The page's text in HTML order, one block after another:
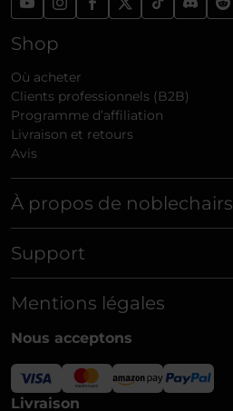
Shop
Où acheter
Clients professionnels (B2B)
Programme d’affiliation
Livraison et retours
Avis
À propos de noblechairs
Support
Mentions légales
Nous acceptons
Livraison